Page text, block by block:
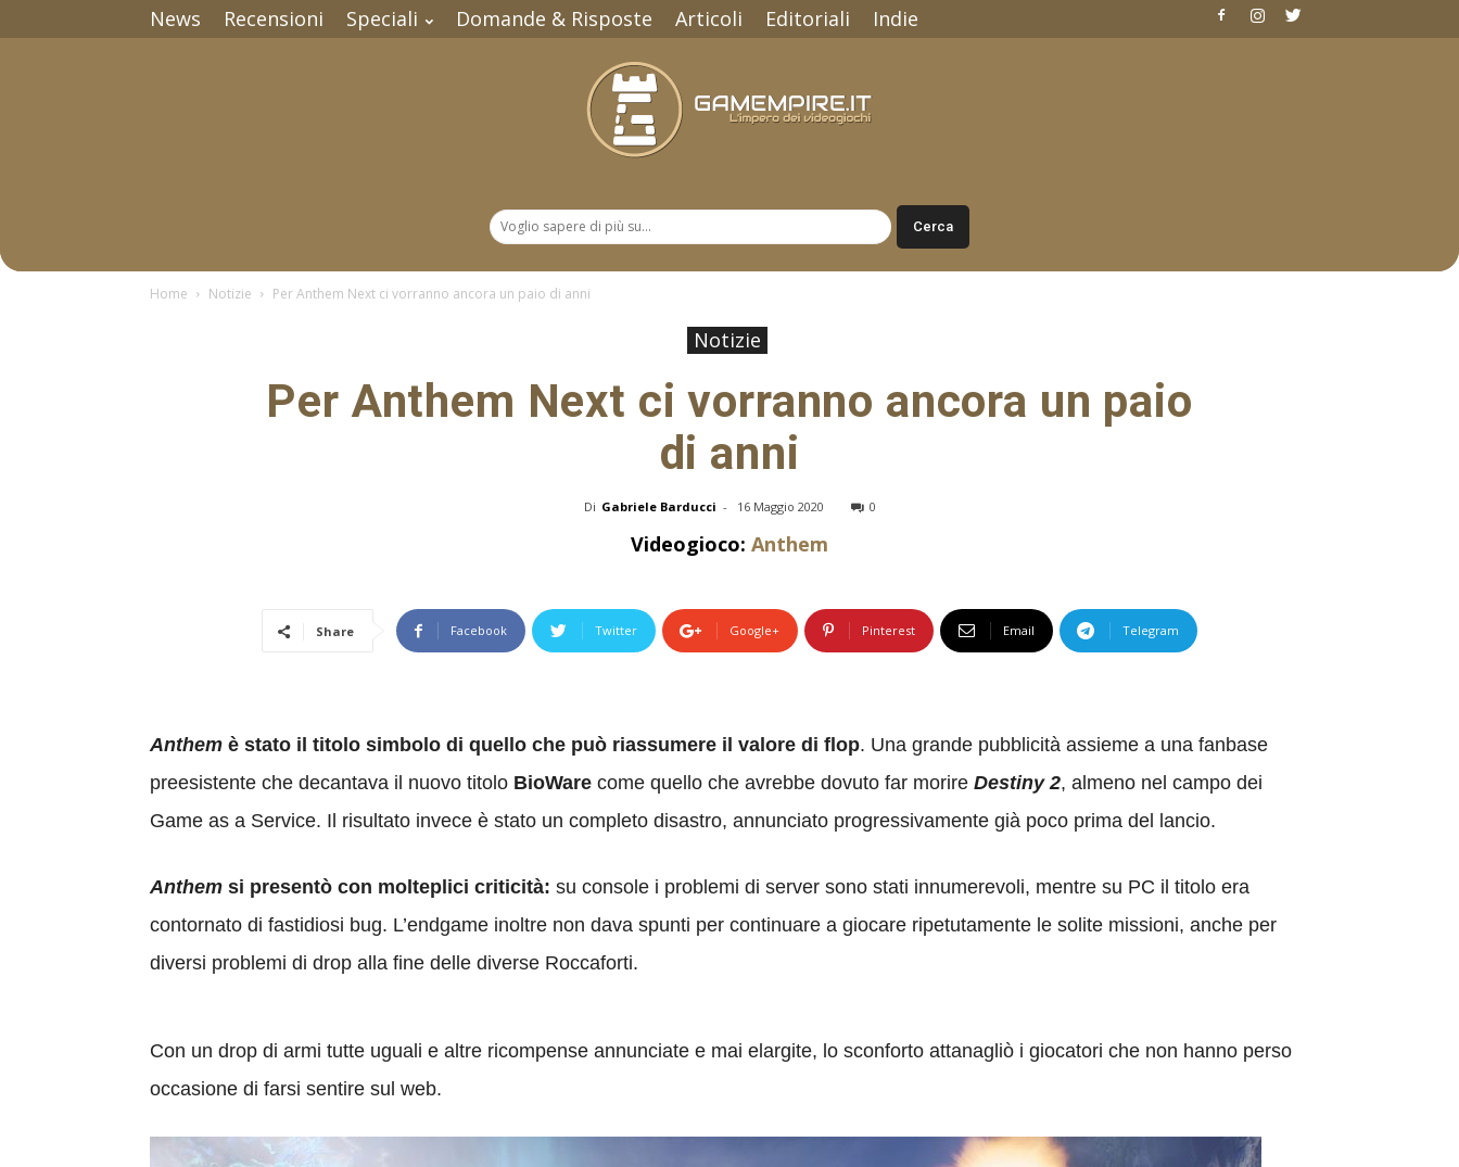
News Recensioni Speciali Domande & Risposte Articoli Editoriali Indie
Home Notizie Per Anthem Next ci vorranno ancora un paio di anni
Notizie
Per Anthem Next ci vorranno ancora un paio
di anni
Di Gabriele Barducci - 16 Maggio 2020 0
Videogioco: Anthem
Share Facebook Twitter Google+ Pinterest Email Telegram
Anthem è stato il titolo simbolo di quello che può riassumere il valore di flop. Una grande pubblicità assieme a una fanbase
preesistente che decantava il nuovo titolo BioWare come quello che avrebbe dovuto far morire Destiny 2, almeno nel campo dei
Game as a Service. Il risultato invece è stato un completo disastro, annunciato progressivamente già poco prima del lancio.
Anthem si presentò con molteplici criticità: su console i problemi di server sono stati innumerevoli, mentre su PC il titolo era
contornato di fastidiosi bug. L’endgame inoltre non dava spunti per continuare a giocare ripetutamente le solite missioni, anche per
diversi problemi di drop alla fine delle diverse Roccaforti.
Con un drop di armi tutte uguali e altre ricompense annunciate e mai elargite, lo sconforto attanagliò i giocatori che non hanno perso
occasione di farsi sentire sul web.